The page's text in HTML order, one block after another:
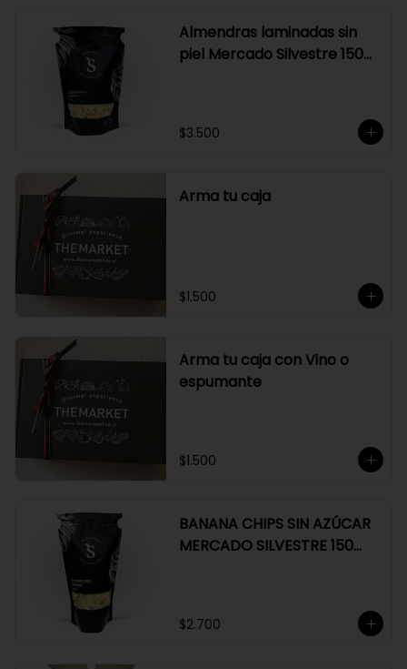
Almendras laminadas sin
piel Mercado Silvestre 150
$3.500
Arma tu caja
$1.500
Arma tu caja con Vino o
espumante
$1.500
BANANA CHIPS SIN AZÚCAR
MERCADO SILVESTRE 150
$2.700